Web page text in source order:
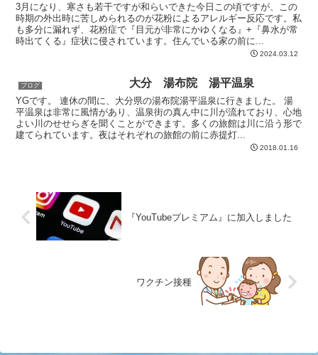
3月になり、寒さも若干ですが和らいできた今日この頃ですが、この
時期の外出時に苦しめられるのが花粉によるアレルギー反応です。私
も多分に漏れず、花粉症で『目元が非常にかゆくなる』+『鼻水が常
時出てくる』症状に侵されています。住んでいる家の前に...
2024.03.12
ブログ 大分 湯布院 湯平温泉
YGです。 連休の間に、大分県の湯布院湯平温泉に行きました。 湯
平温泉は非常に風情があり、温泉街の真ん中に川が流れており、心地
よい川のせせらぎを聞くことができます。多くの旅館は川に沿う形で
建てられています。夜はそれぞれの旅館の前に赤提灯...
2018.01.16
『YouTubeプレミアム』に加入しました
ワクチン接種